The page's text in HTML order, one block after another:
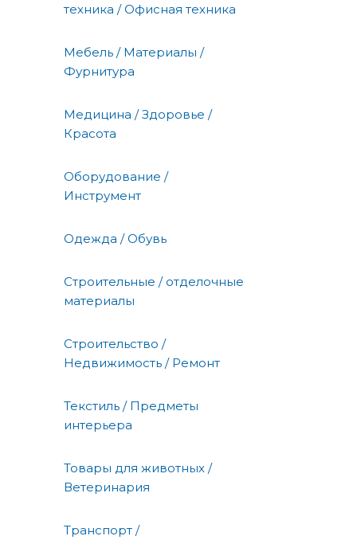
техника / Офисная техника
Мебель / Материалы /
Фурнитура
Медицина / Здоровье /
Красота
Оборудование /
Инструмент
Одежда / Обувь
Строительные / отделочные
материалы
Строительство /
Недвижимость / Ремонт
Текстиль / Предметы
интерьера
Товары для животных /
Ветеринария
Транспорт /